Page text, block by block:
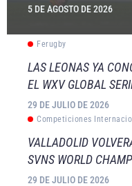
5 DE AGOSTO DE 2026
Ferugby
LAS LEONAS YA
EL WXV GLOBAL
29 DE JULIO DE 2026
Competiciones
VALLADOLID
SVNS WORLD
29 DE JULIO DE 2026